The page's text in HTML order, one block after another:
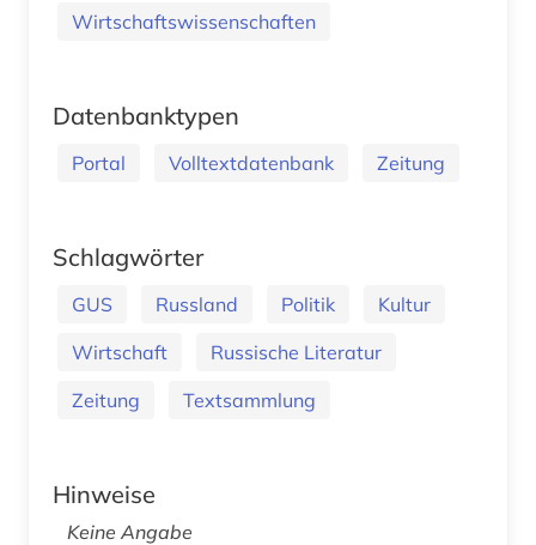
Wirtschaftswissenschaften
Datenbanktypen
Portal Volltextdatenbank Zeitung
Schlagwörter
GUS Russland Politik
Kultur
Wirtschaft
Russische Literatur
Zeitung
Textsammlung
Hinweise
Keine Angabe